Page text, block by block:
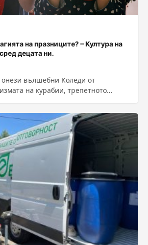
на празниците? – Култура на
децата ни.
вълшебни Коледи от
на курабии, трепетното